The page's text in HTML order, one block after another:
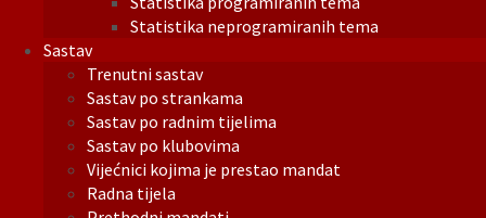
Statistika neprogramiranih tema
Sastav
Trenutni sastav
Sastav po strankama
Sastav po radnim tijelima
Sastav po klubovima
Vijećnici kojima je prestao mandat
Radna tijela